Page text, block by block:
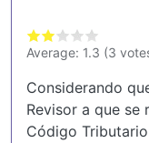
Average: 1.3 (3
Considerando
Revisor a que
Código